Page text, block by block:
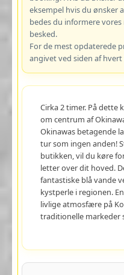
eksempel hvis du ønsker
bedes du informere
besked.
For de mest opdaterede
angivet ved siden af
Cirka 2 timer. På dette
om centrum af
Okinawas betagende
tur som ingen anden!
butikken, vil du køre
letter over dit hoved.
fantastiske blå vande
kystperle i regionen.
livlige atmosfære på
traditionelle markeder